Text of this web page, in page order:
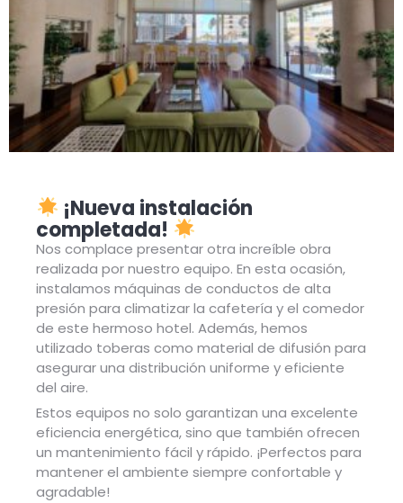
¡Nueva instalación
completada!
Nos complace presentar otra increíble obra
realizada por nuestro equipo. En esta ocasión,
instalamos máquinas de conductos de alta
presión para climatizar la cafetería y el comedor
de este hermoso hotel. Además, hemos
utilizado toberas como material de difusión para
asegurar una distribución uniforme y eficiente
del aire.
Estos equipos no solo garantizan una excelente
eficiencia energética, sino que también ofrecen
un mantenimiento fácil y rápido. ¡Perfectos para
mantener el ambiente siempre confortable y
agradable!